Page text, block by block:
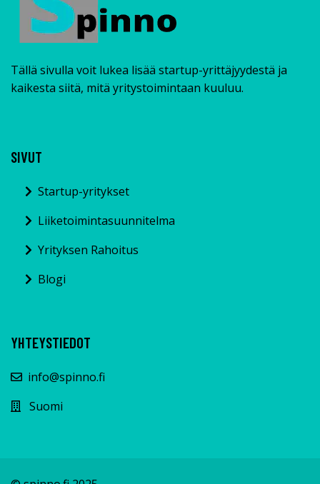
Tällä sivulla voit lukea lisää startup-yrittäjyydestä ja
kaikesta siitä, mitä yritystoimintaan kuuluu.
SIVUT
Startup-yritykset
Liiketoimintasuunnitelma
Yrityksen Rahoitus
Blogi
YHTEYSTIEDOT
info@spinno.fi
Suomi